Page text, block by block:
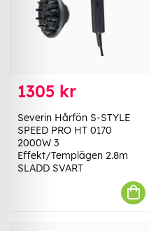
1305 kr
Severin Hårfön S-STYLE
SPEED PRO HT 0170
2000W 3
Effekt/Templägen 2.8m
SLADD SVART